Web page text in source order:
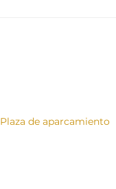
Plaza de aparcamiento